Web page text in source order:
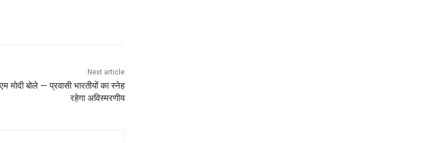
Next article
मोदी बोले — प्रवासी भारतीयों का स्नेह
रहेगा अविस्मरणीय